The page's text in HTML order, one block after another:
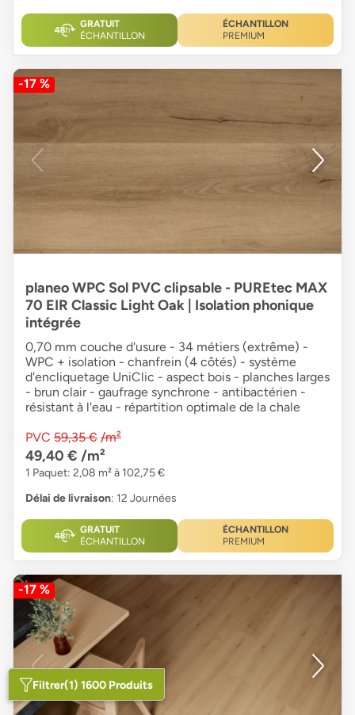
GRATUIT
ÉCHANTILLON
ÉCHANTILLON
PREMIUM
-17 %
planeo WPC Sol PVC clipsable - PUREtec MAX
70 EIR Classic Light Oak | Isolation phonique
intégrée
0,70 mm couche d'usure - 34 métiers (extrême) -
WPC + isolation - chanfrein (4 côtés) - système
d'encliquetage UniClic - aspect bois - planches larges
- brun clair - gaufrage synchrone - antibactérien -
résistant à l'eau - répartition optimale de la chale
PVC 59,35 € /m²
49,40 € /m²
1 Paquet: 2,08 m² à 102,75 €
Délai de livraison: 12 Journées
GRATUIT
ÉCHANTILLON
ÉCHANTILLON
PREMIUM
-17 %
Filtrer(1) 1600 Produits